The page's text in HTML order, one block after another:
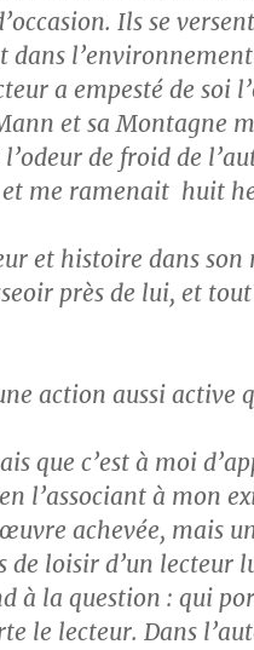
Ils se
dans
a empesté de soi
et sa Montagne
de froid de
me ramenait huit
et histoire dans son
près de lui, et
action aussi active
que c’est à moi
l’associant à mon
achevée, mais
loisir d’un lecteur
à la question : qui
le lecteur. Dans